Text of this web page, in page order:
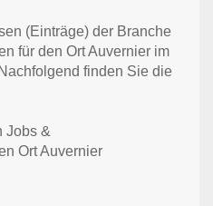
(Einträge) der Branche
für den Ort Auvernier im
finden Sie die
Jobs &
Ort Auvernier